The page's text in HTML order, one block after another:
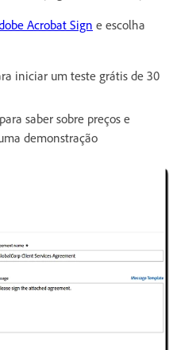
Acrobat Sign e escolha
iniciar um teste grátis de 30
para saber sobre preços e
demonstração